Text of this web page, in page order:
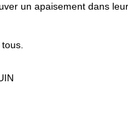
un apaisement dans